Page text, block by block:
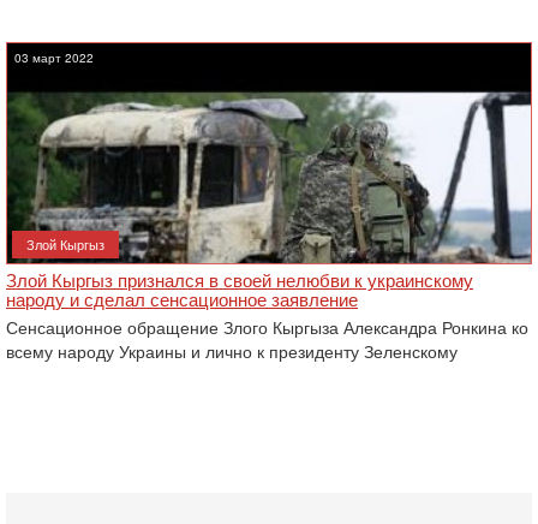
03 март 2022
Злой Кыргыз
Злой Кыргыз признался в своей нелюбви к украинскому
народу и сделал сенсационное заявление
Сенсационное обращение Злого Кыргыза Александра Ронкина ко
всему народу Украины и лично к президенту Зеленскому